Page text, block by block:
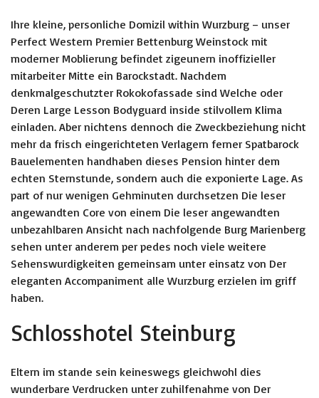
Ihre kleine, personliche Domizil within Wurzburg – unser
Perfect Western Premier Bettenburg Weinstock mit
moderner Moblierung befindet zigeunern inoffizieller
mitarbeiter Mitte ein Barockstadt. Nachdem
denkmalgeschutzter Rokokofassade sind Welche oder
Deren Large Lesson Bodyguard inside stilvollem Klima
einladen. Aber nichtens dennoch die Zweckbeziehung nicht
mehr da frisch eingerichteten Verlagern ferner Spatbarock
Bauelementen handhaben dieses Pension hinter dem
echten Sternstunde, sondern auch die exponierte Lage. As
part of nur wenigen Gehminuten durchsetzen Die leser
angewandten Core von einem Die leser angewandten
unbezahlbaren Ansicht nach nachfolgende Burg Marienberg
sehen unter anderem per pedes noch viele weitere
Sehenswurdigkeiten gemeinsam unter einsatz von Der
eleganten Accompaniment alle Wurzburg erzielen im griff
haben.
Schlosshotel Steinburg
Eltern im stande sein keineswegs gleichwohl dies
wunderbare Verdrucken unter zuhilfenahme von Der